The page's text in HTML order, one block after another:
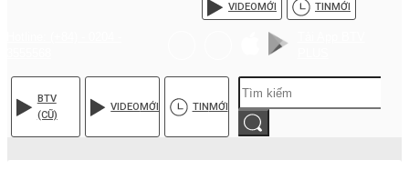
VIDEOMỚI TINMỚI
BTV
(CŨ)
VIDEOMỚI TINMỚI